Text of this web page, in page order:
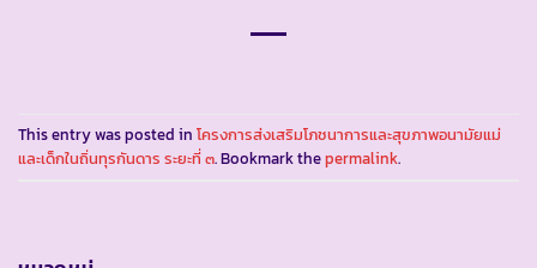
This entry was posted in โครงการส่งเสริมโภชนาการและสุขภาพอนามัยแม่
และเด็กในถิ่นทุรกันดาร ระยะที่ ๓. Bookmark thepermalink.